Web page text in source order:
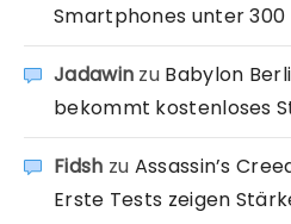
Smartphones unter 300
Jadawin zu Babylon
bekommt kostenloses
Fidsh zu Assassin’s
Erste Tests zeigen